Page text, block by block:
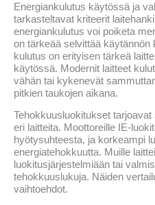
Energiankulutus käytössä ja
tarkasteltavat kriteerit
energiankulutus voi poiketa
on tärkeää selvittää käytännön
kulutus on erityisen tärkeä
käytössä. Modernit laitteet
vähän tai kykenevät
pitkien taukojen aikana.
Tehokkuusluokitukset
eri laitteita. Moottoreille IE-
hyötysuhteesta, ja korkeampi
energiatehokkuutta. Muille
luokitusjärjestelmiään tai
tehokkuuslukuja. Näiden
vaihtoehdot.